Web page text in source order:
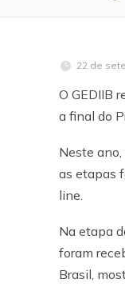
22 de
O GEDIIB
a final do
Neste
as etapas
line.
Na etapa
foram
Brasil,